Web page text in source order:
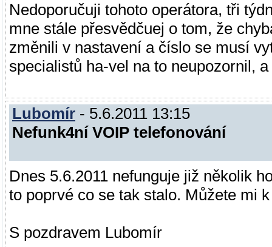
Nedoporučuji tohoto operátora, tři
mne stále přesvědčuej o tom, že
změnili v nastavení a číslo se musí
specialistů ha-vel na to neupozornil,
Lubomír - 5.6.2011 13:15
Nefunk4ní VOIP telefonování
Dnes 5.6.2011 nefunguje již několik
to poprvé co se tak stalo. Můžete mi
S pozdravem Lubomír